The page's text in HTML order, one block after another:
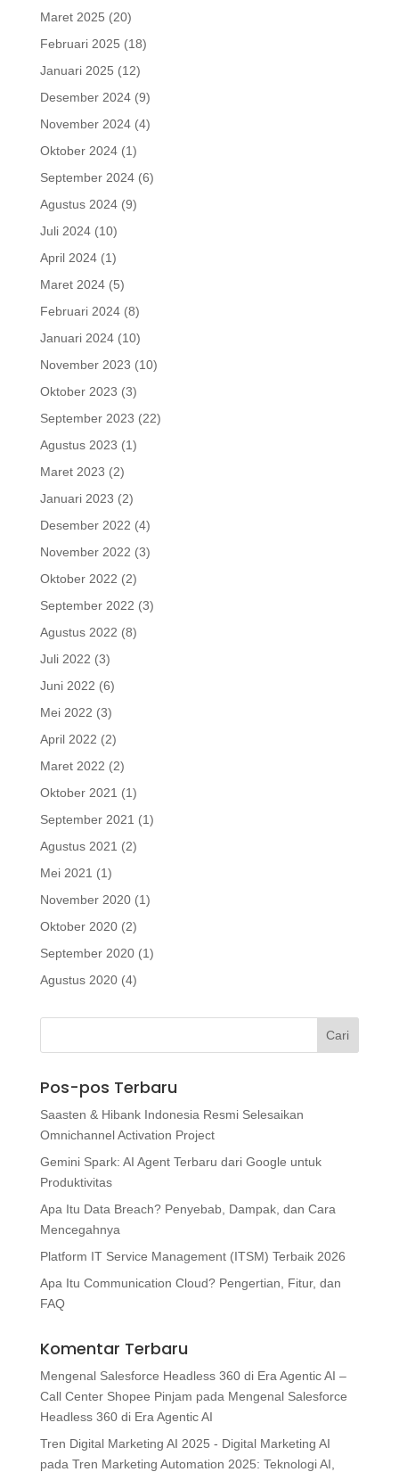
Maret 2025 (20)
Februari 2025 (18)
Januari 2025 (12)
Desember 2024(9)
November 2024(4)
Oktober 2024(1)
September 2024(6)
Agustus 2024(9)
Juli 2024(10)
April 2024(1)
Maret 2024(5)
Februari 2024(8)
Januari 2024(10)
November 2023 (10)
Oktober 2023 (3)
September 2023 (22)
Agustus 2023 (1)
Maret 2023 (2)
Januari 2023 (2)
Desember 2022 (4)
November 2022 (3)
Oktober 2022 (2)
September 2022 (3)
Agustus 2022 (8)
Juli 2022 (3)
Juni 2022 (6)
Mei 2022 (3)
April 2022 (2)
Maret 2022 (2)
Oktober 2021 (1)
September 2021 (1)
Agustus 2021 (2)
Mei 2021 (1)
November 2020(1)
Oktober 2020(2)
September 2020(1)
Agustus 2020(4)
Pos-pos Terbaru
Saasten & Hibank Indonesia Resmi Selesaikan
Omnichannel Activation Project
Gemini Spark: AI Agent Terbaru dari Google untuk
Produktivitas
Apa Itu Data Breach? Penyebab, Dampak, dan Cara
Mencegahnya
Platform IT Service Management (ITSM) Terbaik 2026
Apa Itu Communication Cloud? Pengertian, Fitur, dan
FAQ
Komentar Terbaru
Mengenal Salesforce Headless 360 di Era Agentic AI –
Call Center Shopee Pinjam pada Mengenal Salesforce
Headless 360 di Era Agentic AI
Tren Digital Marketing AI 2025 - Digital Marketing AI
pada Tren Marketing Automation 2025: Teknologi AI,